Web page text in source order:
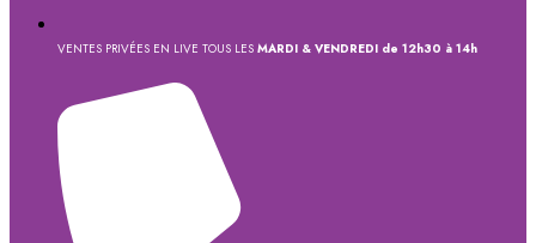
VENTES PRIVÉES EN LIVE TOUS LES MARDI & VENDREDI de 12h30 à 14h